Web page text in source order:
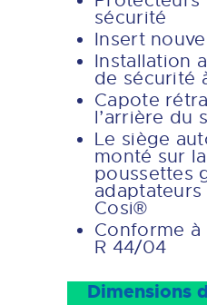
sécurité
Insert
Installation
de sécurité
Capote
l’arrière du
Le siège
monté sur
poussettes
Cosi®
Conforme à
R 44/04
Dimensions